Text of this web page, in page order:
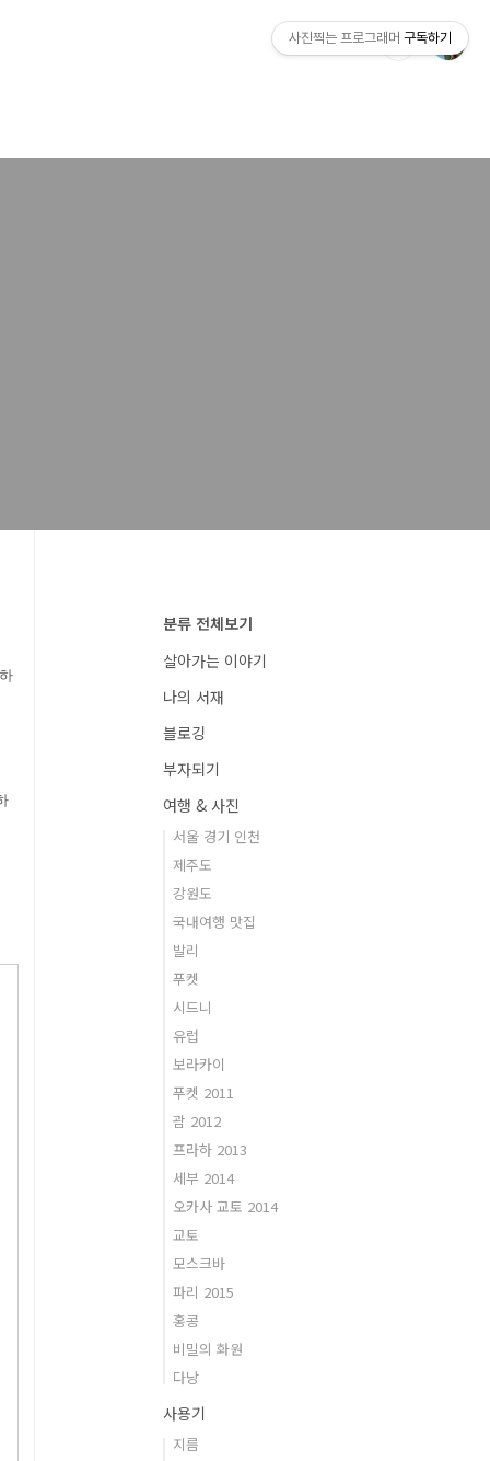
분류 전체보기
살아가는 이야기
나의 서재
블로깅
부자되기
여행 & 사진
서울 경기 인천
제주도
강원도
국내여행 맛집
발리
푸켓
시드니
유럽
보라카이
푸켓 2011
괌 2012
프라하 2013
세부 2014
오카사 교토 2014
교토
모스크바
파리 2015
홍콩
비밀의 화원
다낭
사용기
지름
사진찍는 프로그래머 구독하기